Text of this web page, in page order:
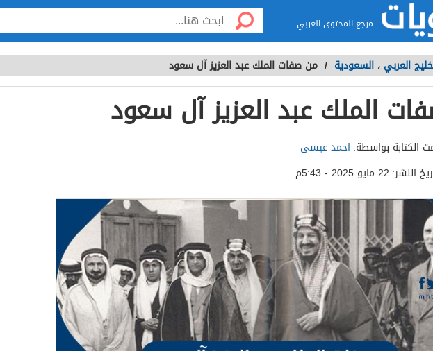
مرجع المحتوى العربي
العربي ، السعودية / من صفات الملك عبد العزيز آل سعود
الملك عبد العزيز آل سعود
الكتابة بواسطة: احمد عيسى
النشر: 22 مايو 2025 - 5:43م